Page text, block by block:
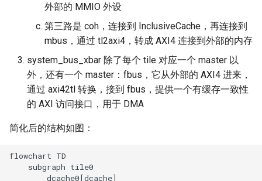
外部的 MMIO 外设
第三路是 coh，连接到 InclusiveCache，再连接到
mbus，通过 tl2axi4，转成 AXI4 连接到外部的内存
system_bus_xbar 除了每个 tile 对应一个 master 以
外，还有一个 master：fbus，它从外部的 AXI4 进来，
通过 axi42tl 转换，接到 fbus，提供一个有缓存一致性
的 AXI 访问接口，用于 DMA
简化后的结构如图：
flowchart TD
    subgraph tile0
        dcache0[dcache]